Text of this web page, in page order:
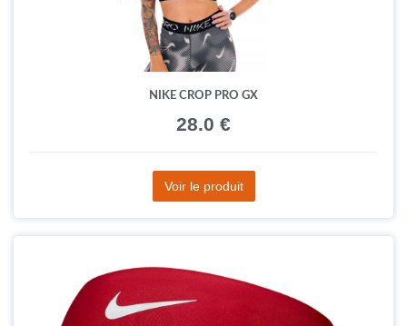
NIKE CROP PRO GX
28.0 €
Voir le produit